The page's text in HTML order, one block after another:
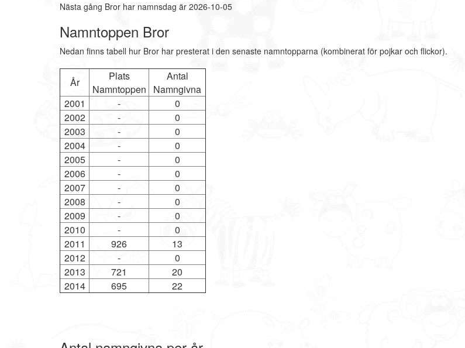
Nästa gång Bror har namnsdag är 2026-10-05
Namntoppen Bror
Nedan finns tabell hur Bror har presterat i den senaste namntopparna (kombinerat för pojkar och flickor).
År
Plats
Namntoppen
Antal
Namngivna
2001
-
0
2002
-
0
2003
-
0
2004
-
0
2005
-
0
2006
-
0
2007
-
0
2008
-
0
2009
-
0
2010
-
0
2011
926
13
2012
-
0
2013
721
20
2014
695 22